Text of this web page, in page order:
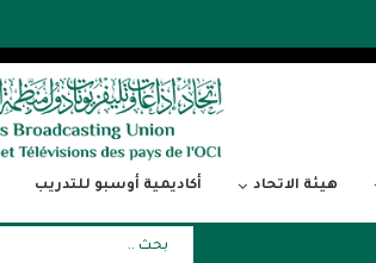
هيئة الاتحاد أكاديمية أوسبو للتدريب